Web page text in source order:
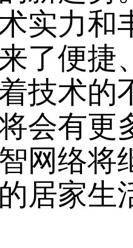
实力和
了便捷
技术的
会有更
网络将
居家生